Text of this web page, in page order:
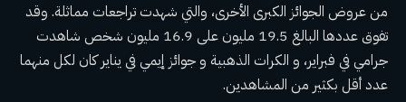
من عروض الجوائز الكبرى الأخرى، والتي شهدت تراجعات مماثلة. وقد
تفوق عددها البالغ 19.5 مليون على 16.9 مليون شخص
شاهدت
جراميفي فبراير، و الكرات الذهبية و جوائز إيميفي يناير كان لكل منهما
عدد أقل بكثير من المشاهدين.